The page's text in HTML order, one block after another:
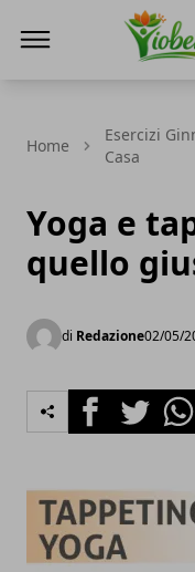
Home
Esercizi
Casa
Yoga e
quello
di Redazione02/05/
FacebookTwitter